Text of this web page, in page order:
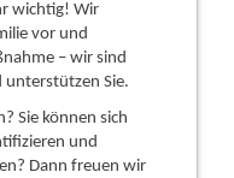
wichtig! Wir
vor und
– wir sind
unterstützen Sie.
Sie können sich
und
Dann freuen wir